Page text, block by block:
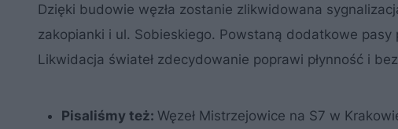
Dzięki budowie węzła zostanie zlikwidowana
zakopianki i ul. Sobieskiego. Powstaną dodatkowe
Likwidacja świateł zdecydowanie poprawi płynność i
Pisaliśmy też: Węzeł Mistrzejowice na S7 w